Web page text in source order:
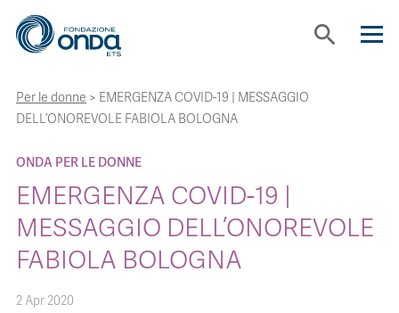
search
CHI SIAMO
CON CHI LAVORIAMO
STRUMENTI
Per le donne > EMERGENZA COVID-19 | MESSAGGIO
DELL’ONOREVOLE FABIOLA BOLOGNA
ONDA PER LE DONNE
EMERGENZA COVID-19 |
MESSAGGIO DELL’ONOREVOLE
FABIOLA BOLOGNA
2 Apr 2020